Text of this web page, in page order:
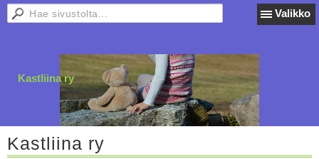
Valikko
Kastliina ry
Kastliina ry